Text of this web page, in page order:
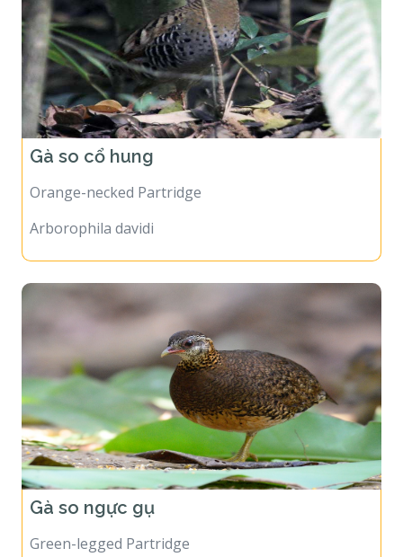
Gà so cổ hung
Orange-necked Partridge
Arborophila davidi
Gà so ngực gụ
Green-legged Partridge